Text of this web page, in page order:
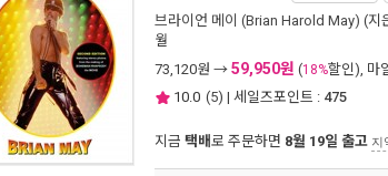
브라이언 메이 (Brian Harold May) (지
월
73,120원 → 59,950원 (18%할인), 마
10.0 (5) | 세일즈포인트 : 475
지금 택배로 주문하면 8월 19일 출고 지